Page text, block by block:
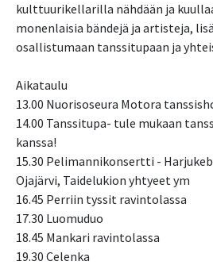
kulttuurikellarilla nähdään ja
monenlaisia bändejä ja artisteja,
osallistumaan tanssitupaan ja
Aikataulu
13.00 Nuorisoseura Motora
14.00 Tanssitupa- tule mukaan
kanssa!
15.30 Pelimannikonsertti -
Ojajärvi, Taidelukion yhtyeet ym
16.45 Perriin tyssit ravintolassa
17.30 Luomuduo
18.45 Mankari ravintolassa
19.30 Celenka